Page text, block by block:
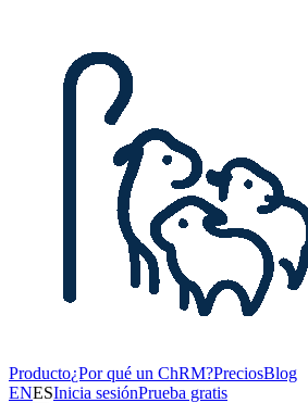
Producto¿Por qué un ChRM?PreciosBlog
ENESInicia sesiónPrueba gratis